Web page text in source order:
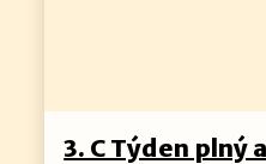
3. C Týden plný